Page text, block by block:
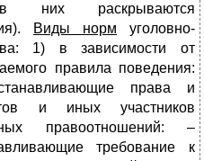
них раскрываются
Виды норм уголовно-
1) в зависимости от
правила поведения:
права и
и иных участников
правоотношений: –
требование к